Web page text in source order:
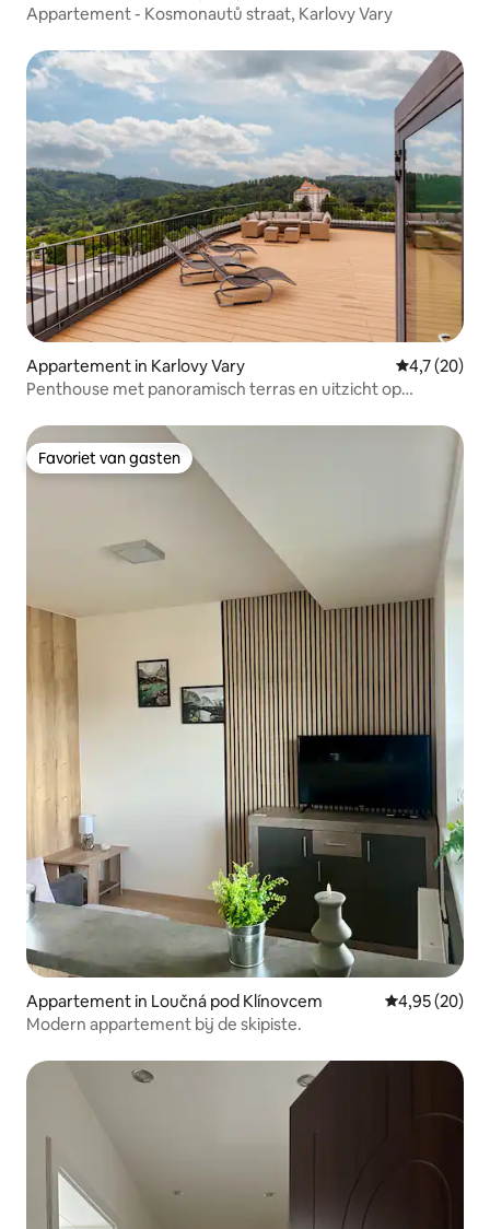
Appartement - Kosmonautů straat, Karlovy Vary
Appartement in Karlovy Vary
4,7 (20)
Penthouse met panoramisch terras en uitzicht op
Favoriet van gasten
Favoriet van gasten
Appartement in Loučná pod Klínovcem Gemiddelde
4,95 (20)
Modern appartement bij de skipiste.